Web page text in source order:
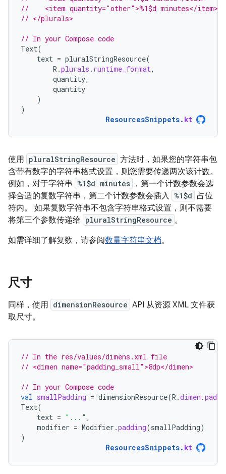
//    <item quantity="other">%1$d minutes</item>
// </plurals>
// In your Compose code
Text(
text = pluralStringResource(
R .plurals . runtime_format,
quantity,
quantity
)
)
ResourcesSnippets. kt
使用 pluralStringResource 方法时，如果您的字符串包
含带有数字的字符串格式设置，则您需要传递两次该计数。
例如，对于字符串
%1$d minutes
，第一个计数参数会选
择合适的复数字符串，第二个计数参数会插入 %1$d 占位
符内。 如果复数字符串不包含字符串格式设置，则不需要
将第三个参数传递给 pluralStringResource 。
如需详细了解复数，请参阅数量字符串文档。
尺寸
同样，使用 dimensionResource API 从资源 XML 文件获
取尺寸。
// In the res/values/dimens.xml file
// <dimen name="padding_small">8dp</dimen>
// In your Compose code
val smallPadding = dimensionResource(R .dimen .
Text(
text = "..." ,
modifier = Modifier .padding(smallPadding)
)
ResourcesSnippets. kt